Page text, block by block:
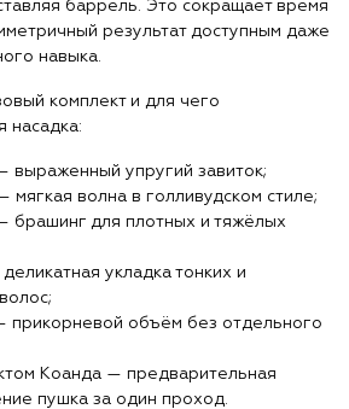
баррель. Это сокращает время
результат доступным даже
навыка.
комплект и для чего
насадка:
выраженный упругий завиток;
волна в голливудском стиле;
брашинг для плотных и тяжёлых
укладка тонких и
прикорневой объём без отдельного
Коанда — предварительная
пушка за один проход.